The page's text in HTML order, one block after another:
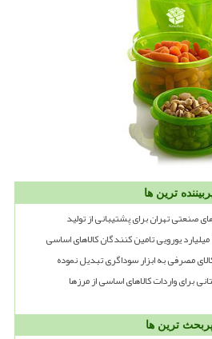
ترین ها
صنعتی تهران برای پشتیبانی از تولید
مصرفی به ابزار سوداگری تبدیل نموده
ترین ها